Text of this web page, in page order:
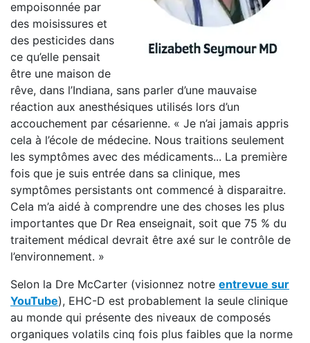
empoisonnée par
des moisissures et
des pesticides dans
ce qu’elle pensait
être une maison de
rêve, dans l’Indiana, sans parler d’une mauvaise
réaction aux anesthésiques utilisés lors d’un
accouchement par césarienne. « Je n’ai jamais appris
cela à l’école de médecine. Nous traitions seulement
les symptômes avec des médicaments... La première
fois que je suis entrée dans sa clinique, mes
symptômes persistants ont commencé à disparaitre.
Cela m’a aidé à comprendre une des choses les plus
importantes que Dr Rea enseignait, soit que 75 % du
traitement médical devrait être axé sur le contrôle de
l’environnement. »
Selon la Dre McCarter (visionnez notre entrevue sur
YouTube), EHC-D est probablement la seule clinique
au monde qui présente des niveaux de composés
organiques volatils cinq fois plus faibles que la norme